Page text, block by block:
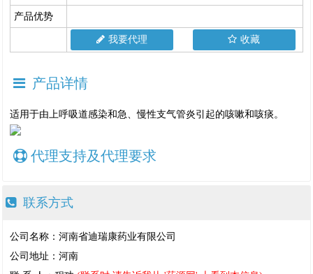
产品优势
我要代理 收藏
产品详情
适用于由上呼吸道感染和急、慢性支气管炎引起的咳嗽和咳痰。
代理支持及代理要求
联系方式
公司名称：河南省迪瑞康药业有限公司
公司地址：河南